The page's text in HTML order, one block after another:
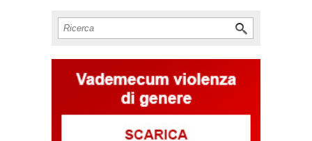
Form di ricerca
Cerca